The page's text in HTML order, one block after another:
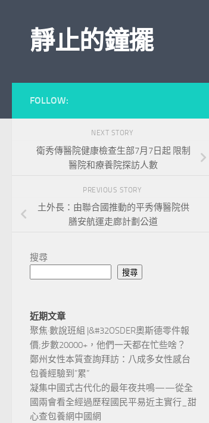
靜止的鐘擺
FOLLOW:
NEXT STORY
衛秀傳醫院健康檢查生部7月7日起 限制
醫院和療養院探訪人數
PREVIOUS STORY
土外長：由聯合國推動的平秀傳醫院供
膳安航運走廊計劃公道
搜尋
搜尋
近期文章
聚焦·數說班組 |&#32OSDER奧斯德零件報
價;步數20000+，他們一天都在忙些啥？
鄭州女性本質查詢拜訪：八成多女性感台
包養經驗到”累”
凝集中國式古代化的最年夜共鳴——從全
國兩會看全經過歷程國民平易近主實行_甜
心查包養網中國網